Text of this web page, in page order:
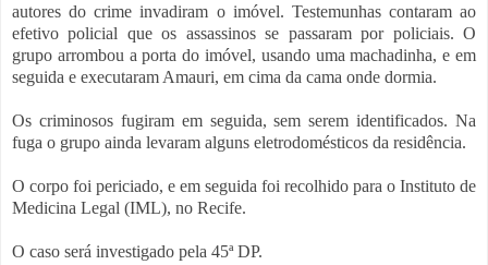
autores do crime invadiram o imóvel. Testemunhas contaram ao
efetivo policial que os assassinos se passaram por policiais. O
grupo arrombou a porta do imóvel, usando uma machadinha, e em
seguida e executaram Amauri, em cima da cama onde dormia.
Os criminosos fugiram em seguida, sem serem identificados. Na
fuga o grupo ainda levaram alguns eletrodomésticos da residência.
O corpo foi periciado, e em seguida foi recolhido para o Instituto de
Medicina Legal (IML), no Recife.
O caso será investigado pela 45ª DP.